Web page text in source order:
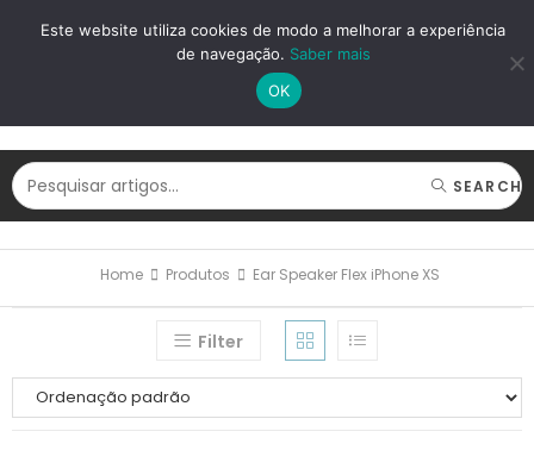
LOGIN REGISTAR
SEARCH
Home Produtos Ear Speaker Flex iPhone XS
Filter
Este website utiliza cookies de modo a melhorar a experiência
de navegação. Saber mais
OK